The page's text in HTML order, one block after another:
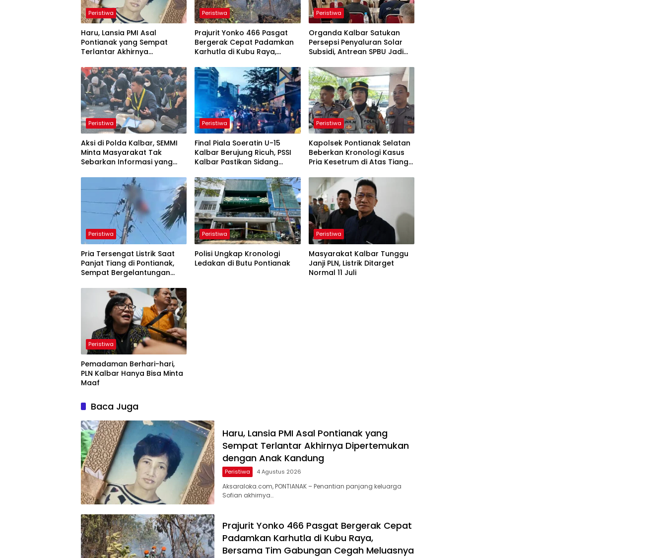
Peristiwa
Haru, Lansia PMI Asal
Pontianak yang Sempat
Terlantar Akhirnya
Kandung
Peristiwa
Prajurit Yonko 466 Pasgat
Bergerak Cepat Padamkan
Karhutla di Kubu Raya,
Cegah Meluasnya Api
Peristiwa
Organda Kalbar Satukan
Persepsi Penyaluran Solar
Subsidi, Antrean SPBU Jadi
Peristiwa
Aksi di Polda Kalbar, SEMMI
Minta Masyarakat Tak
Sebarkan Informasi yang
Peristiwa
Final Piala Soeratin U-15
Kalbar Berujung Ricuh, PSSI
Kalbar Pastikan Sidang
Peristiwa
Kapolsek Pontianak Selatan
Beberkan Kronologi Kasus
Pria Kesetrum di Atas Tiang
Peristiwa
Pria Tersengat Listrik Saat
Panjat Tiang di Pontianak,
Sempat Bergelantungan
Peristiwa
Polisi Ungkap Kronologi
Ledakan di Butu Pontianak
Peristiwa
Masyarakat Kalbar Tunggu
Janji PLN, Listrik Ditarget
Normal 11 Juli
Peristiwa
Pemadaman Berhari-hari,
PLN Kalbar Hanya Bisa Minta
Maaf
Baca Juga
Haru, Lansia PMI Asal Pontianak yang
Sempat Terlantar Akhirnya Dipertemukan
dengan Anak Kandung
Peristiwa 4 Agustus 2026
Aksaraloka.com, PONTIANAK – Penantian panjang keluarga
Sofian akhirnya…
Prajurit Yonko 466 Pasgat Bergerak Cepat
Padamkan Karhutla di Kubu Raya,
Bersama Tim Gabungan Cegah Meluasnya